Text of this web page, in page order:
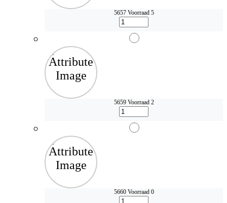
5657 Voorraad 5
5659 Voorraad 2
5660 Voorraad 0